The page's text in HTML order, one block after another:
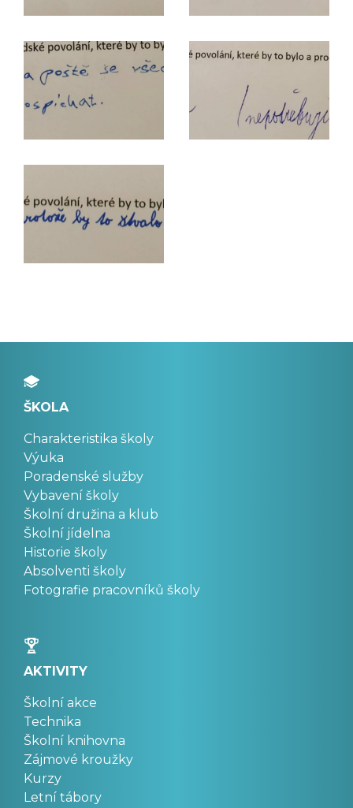
ŠKOLA
Charakteristika školy
Výuka
Poradenské služby
Vybavení školy
Školní družina a klub
Školní jídelna
Historie školy
Absolventi školy
Fotografie pracovníků školy
AKTIVITY
Školní akce
Technika
Školní knihovna
Zájmové kroužky
Kurzy
Letní tábory